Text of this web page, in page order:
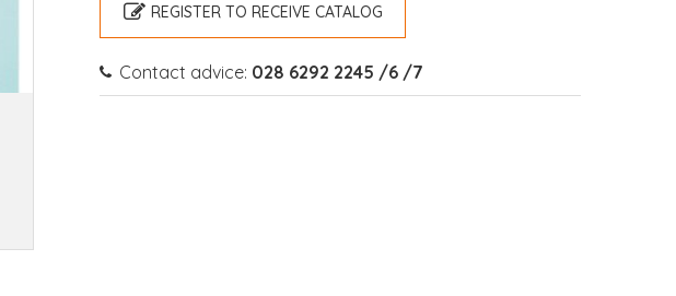
REGISTER TO RECEIVE CATALOG
Contact advice: 028 6292 2245 /6 /7